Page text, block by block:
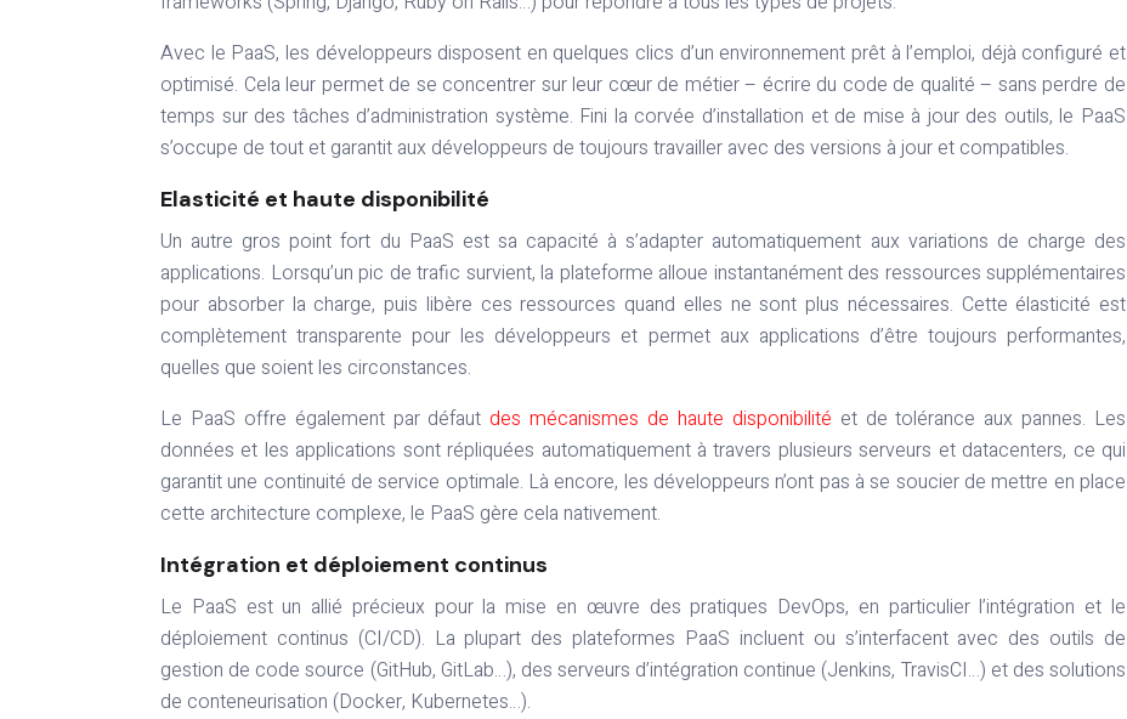
Avec le PaaS, les développeurs disposent en quelques clics d’un environnement prêt à l’emploi, déjà configuré et
optimisé. Cela leur permet de se concentrer sur leur cœur de métier – écrire du code de qualité – sans perdre de
temps sur des tâches d’administration système. Fini la corvée d’installation et de mise à jour des outils, le PaaS
s’occupe de tout et garantit aux développeurs de toujours travailler avec des versions à jour et compatibles.
Elasticité et haute disponibilité
Un autre gros point fort du PaaS est sa capacité à s’adapter automatiquement aux variations de charge des
applications. Lorsqu’un pic de trafic survient, la plateforme alloue instantanément des ressources supplémentaires
pour absorber la charge, puis libère ces ressources quand elles ne sont plus nécessaires. Cette élasticité est
complètement transparente pour les développeurs et permet aux applications d’être toujours performantes,
quelles que soient les circonstances.
Le PaaS offre également par défautdes mécanismes de haute disponibilité et de tolérance aux pannes. Les
données et les applications sont répliquées automatiquement à travers plusieurs serveurs et datacenters, ce qui
garantit une continuité de service optimale. Là encore, les développeurs n’ont pas à se soucier de mettre en place
cette architecture complexe, le PaaS gère cela nativement.
Intégration et déploiement continus
Le PaaS est un allié précieux pour la mise en œuvre des pratiques DevOps, en particulier l’intégration et le
déploiement continus (CI/CD). La plupart des plateformes PaaS incluent ou s’interfacent avec des outils de
gestion de code source (GitHub, GitLab…), des serveurs d’intégration continue (Jenkins, TravisCI…) et des solutions
de conteneurisation (Docker, Kubernetes…).